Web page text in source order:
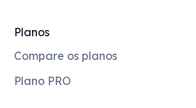
Planos
Compare os planos
Plano PRO